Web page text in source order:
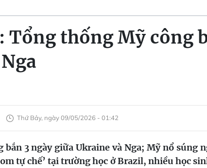
thống Mỹ công
Thứ Bảy, ngày 09/05/2026 - 01:42
3 ngày giữa Ukraine và Nga; Mỹ nổ súng
tự chế’ tại trường học ở Brazil, nhiều học